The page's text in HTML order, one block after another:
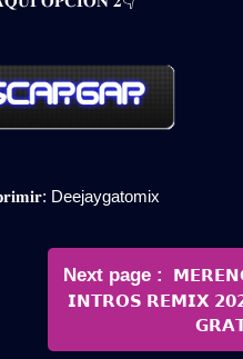
Deejaygatomix
Next page
Newer
Posts
𝗜𝗡𝗧𝗥𝗢𝗦 𝗥𝗘𝗠𝗜𝗫